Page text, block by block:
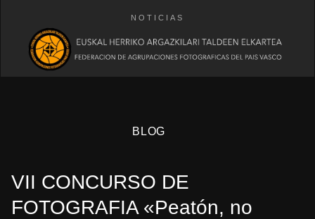
NOTICIAS
BLOG
VII CONCURSO DE
FOTOGRAFIA «Peatón, no